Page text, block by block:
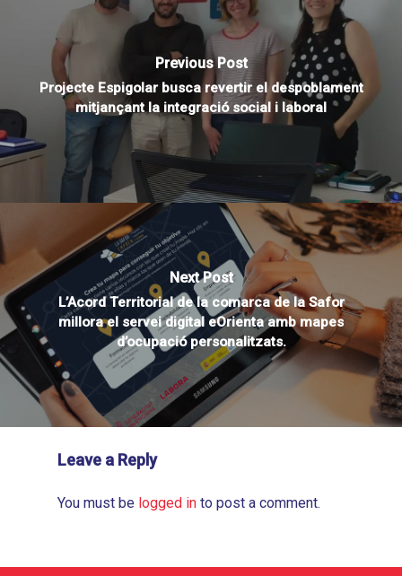
Previous Post
Projecte Espigolar busca revertir el despoblament
mitjançant la integració social i laboral
Next Post
L’Acord Territorial de la comarca de la Safor
millora el servei digital eOrienta amb mapes
d’ocupació personalitzats.
Leave a Reply
You must be logged in to post a comment.